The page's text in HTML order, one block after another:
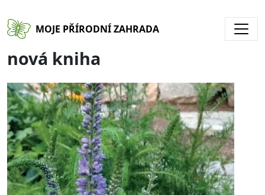
MOJE PŘÍRODNÍ ZAHRADA
nová kniha